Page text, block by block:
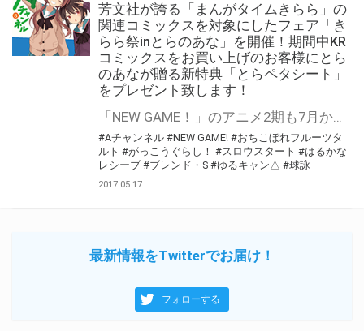
芳文社が誇る「まんがタイムきらら」の
関連コミックスを対象にしたフェア「き
らら祭inとらのあな」を開催！期間中KR
コミックスをお買い上げのお客様にとら
のあなが贈る新特典「とらペタシート」
をプレゼント致します！
「NEW GAME！」のアニメ2期も7月から放送開始するなど、 芳文社の大人気レーベル“きらら”系作品は2017年も絶好調☆ そんな大人気作品を取り揃えた“きらら”レーベルを対象としたフェア「きらら祭」が 2012年以来開催決定！ 今回の特典はとらのあなが贈る新たな特典「とらペタシート」を9種ご用意！ この機会に気になっていた「KRコミックス」是非お買い求めください！
#Aチャンネル #NEW GAME! #おちこぼれフルーツタ
ルト #がっこうぐらし！ #スロウスタート #はるかな
レシーブ #ブレンド・S #ゆるキャン△ #球詠
2017.05.17
最新情報をTwitterでお届け！
フォローする